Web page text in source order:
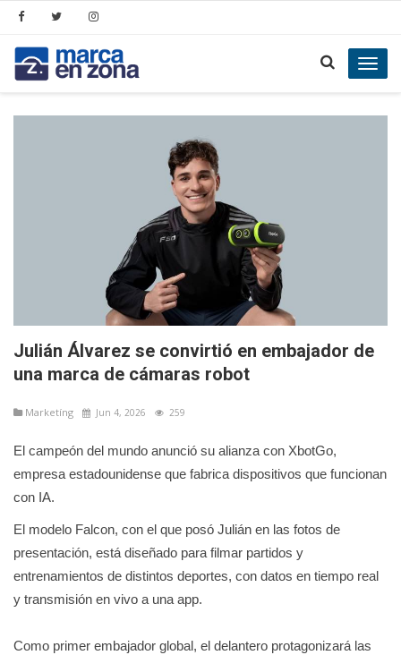
Julián Álvarez se convirtió en embajador de
una marca de cámaras robot
Marketíng Jun 4, 2026 259
El campeón del mundo anunció su alianza con XbotGo,
empresa estadounidense que fabrica dispositivos que funcionan
con IA.
El modelo Falcon, con el que posó Julián en las fotos de
presentación, está diseñado para filmar partidos y
entrenamientos de distintos deportes, con datos en tiempo real
y transmisión en vivo a una app.
Como primer embajador global, el delantero protagonizará las